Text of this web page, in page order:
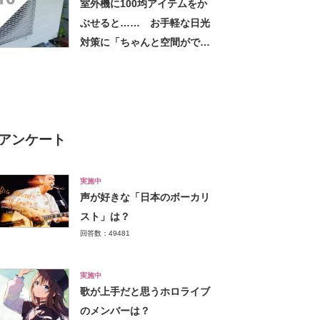
室外機に100均アイテムをか
ぶせると…… お手軽な日光
対策に「ちゃんと空間ができ
ンケート
実施中
声が好きな「日本のボーカリ
スト」は？
回答数：49481
実施中
歌が上手だと思うホロライブ
のメンバーは？